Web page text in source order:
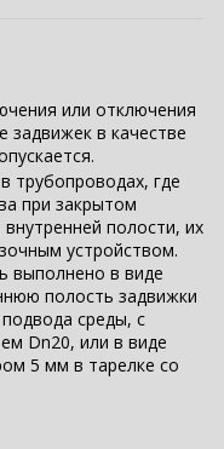
или отключения
задвижек в качестве
трубопроводах, где
при закрытом
полости, их
устройством.
выполнено в виде
полость задвижки
среды, с
Dn20, или в виде
5 мм в тарелке со